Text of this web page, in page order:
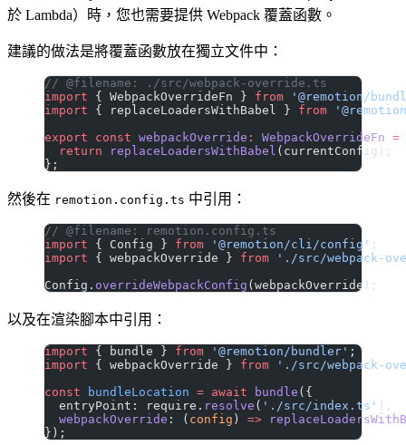
於 Lambda）時，您也需要提供 Webpack 覆蓋函數。
建議的做法是將覆蓋函數放在獨立文件中：
// @filename: ./src/webpack-override.ts
import { WebpackOverrideFn } from '@remotion/
import { replaceLoadersWithBabel } from
export const webpackOverride : WebpackOverrideFn =
  return
replaceLoadersWithBabel (currentConfig);
};
然後在 remotion.config.ts 中引用：
// @filename: remotion.config.ts
import { Config } from '@remotion/cli/config' ;
import { webpackOverride } from './src/webpack-
Config. overrideWebpackConfig (webpackOverride);
以及在渲染腳本中引用：
import { bundle } from '@remotion/bundler' ;
import { webpackOverride } from './src/webpack-
const bundleLocation = await bundle ({
  entryPoint: require.
resolve ( './src/index.ts' ),
  webpackOverride
: ( config ) =>
});